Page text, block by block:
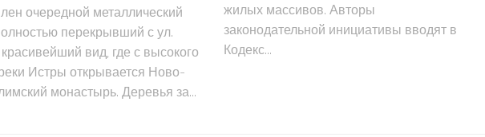
очередной металлический
перекрывший с ул.
вид, где с высокого
Истры открывается Ново-
монастырь. Деревья за...
жилых массивов. Авторы
законодательной инициативы вводят в
Кодекс...